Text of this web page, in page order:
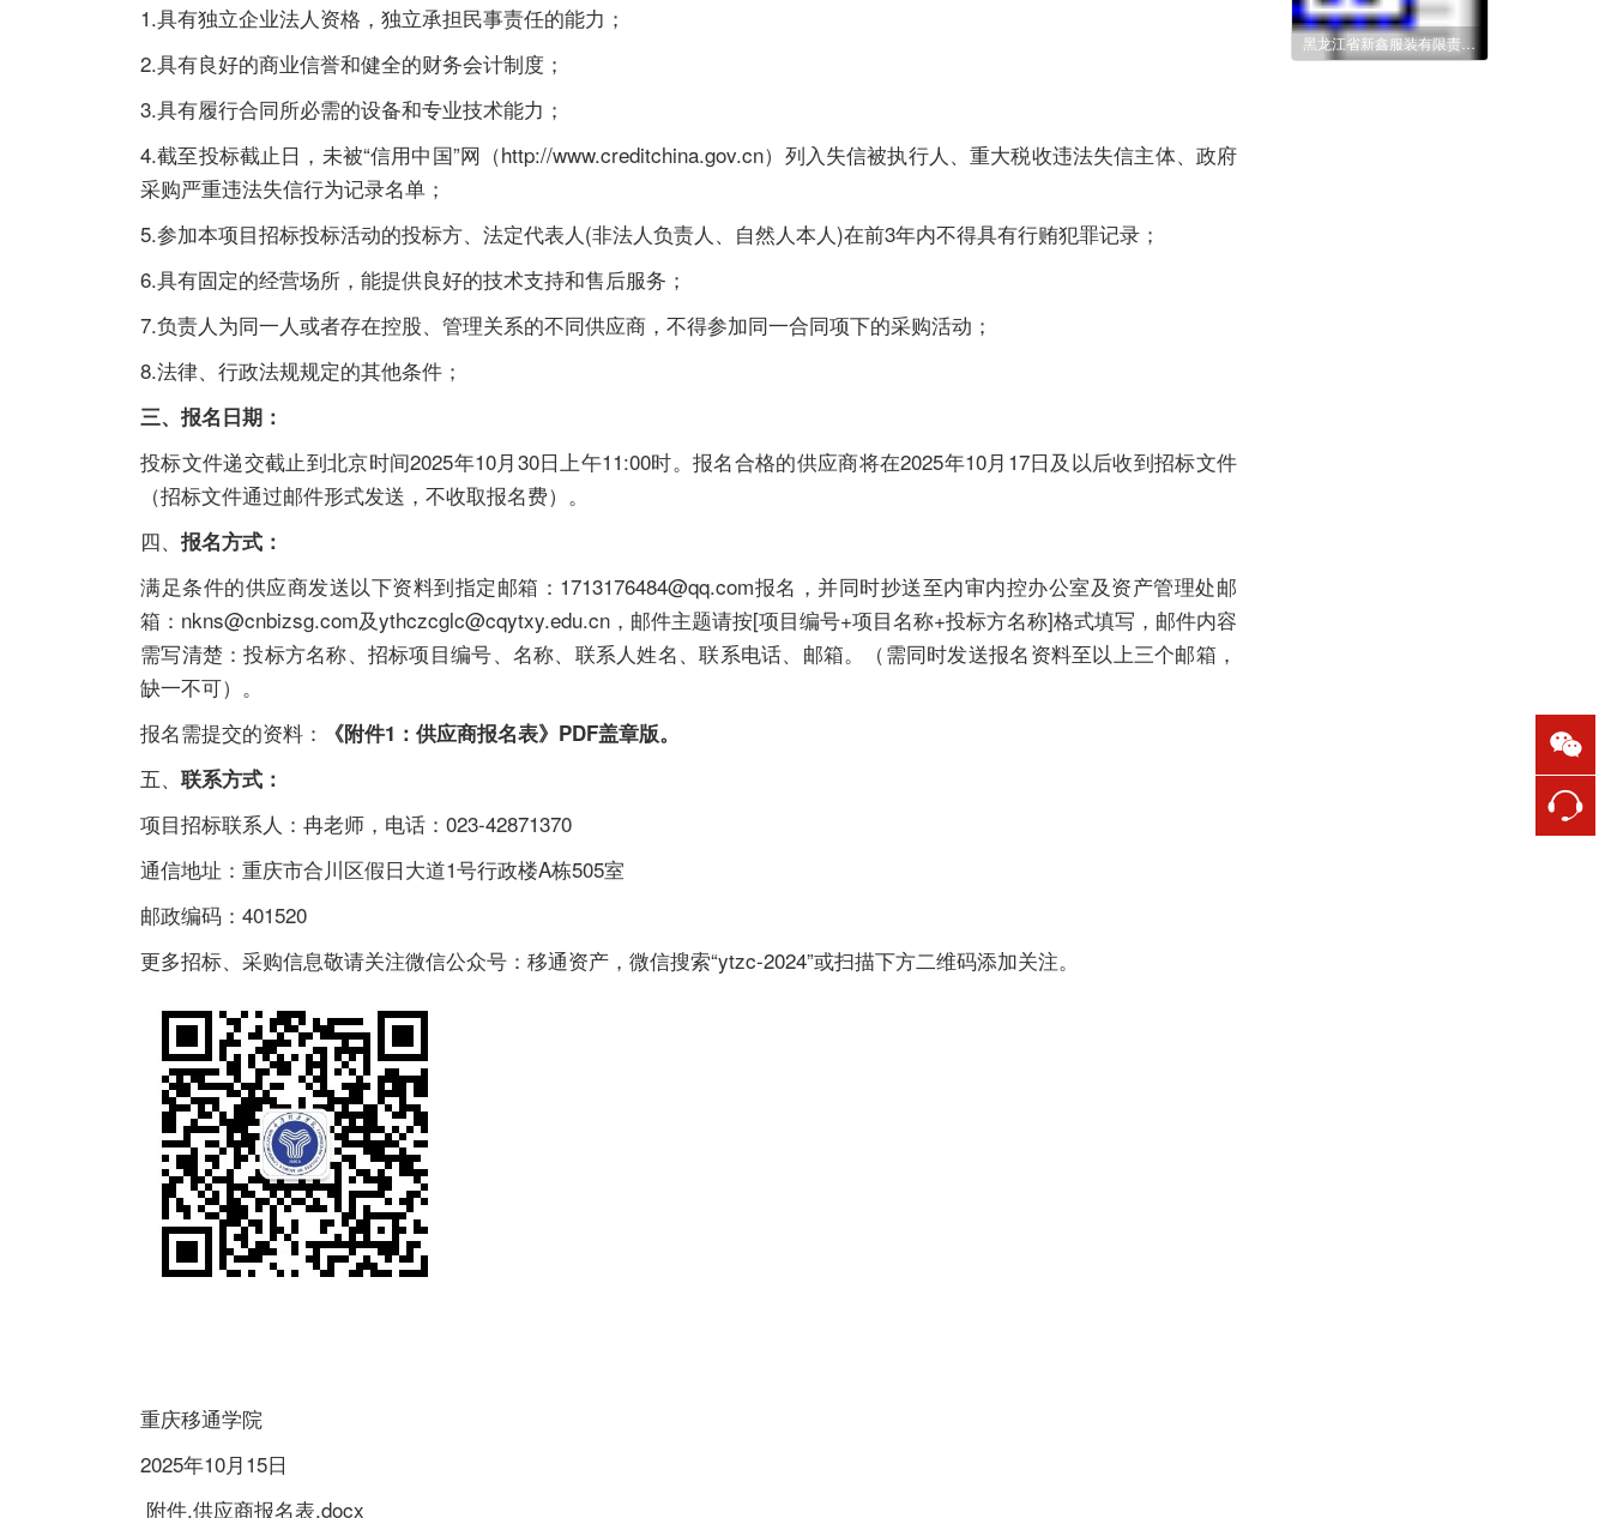
1.具有独立企业法人资格，独立承担民事责任的能力；
2.具有良好的商业信誉和健全的财务会计制度；
3.具有履行合同所必需的设备和专业技术能力；
4.截至投标截止日，未被“信用中国”网（http://www.creditchina.gov.cn）列入失信被执行人、重大税收违法失信主体、政府
采购严重违法失信行为记录名单；
5.参加本项目招标投标活动的投标方、法定代表人(非法人负责人、自然人本人)在前3年内不得具有行贿犯罪记录；
6.具有固定的经营场所，能提供良好的技术支持和售后服务；
7.负责人为同一人或者存在控股、管理关系的不同供应商，不得参加同一合同项下的采购活动；
8.法律、行政法规规定的其他条件；
三、报名日期：
投标文件递交截止到北京时间2025年10月30日上午11:00时。报名合格的供应商将在2025年10月17日及以后收到招标文件
（招标文件通过邮件形式发送，不收取报名费）。
四、 报名方式：
满足条件的供应商发送以下资料到指定邮箱：1713176484@qq.com报名，并同时抄送至内审内控办公室及资产管理处邮
箱：nkns@cnbizsg.com及ythczcglc@cqytxy.edu.cn，邮件主题请按[项目编号+项目名称+投标方名称]格式填写，邮件内容
需写清楚：投标方名称、招标项目编号、名称、联系人姓名、联系电话、邮箱。（需同时发送报名资料至以上三个邮箱，
缺一不可）。
报名需提交的资料：
《附件1：供应商报名表》PDF盖章版。
五、 联系方式：
项目招标联系人：冉老师，电话：023-42871370
通信地址：重庆市合川区假日大道1号行政楼A栋505室
邮政编码：401520
更多招标、采购信息敬请关注微信公众号：移通资产，微信搜索“ytzc-2024”或扫描下方二维码添加关注。
重庆移通学院
2025年10月15日
附件.供应商报名表.docx